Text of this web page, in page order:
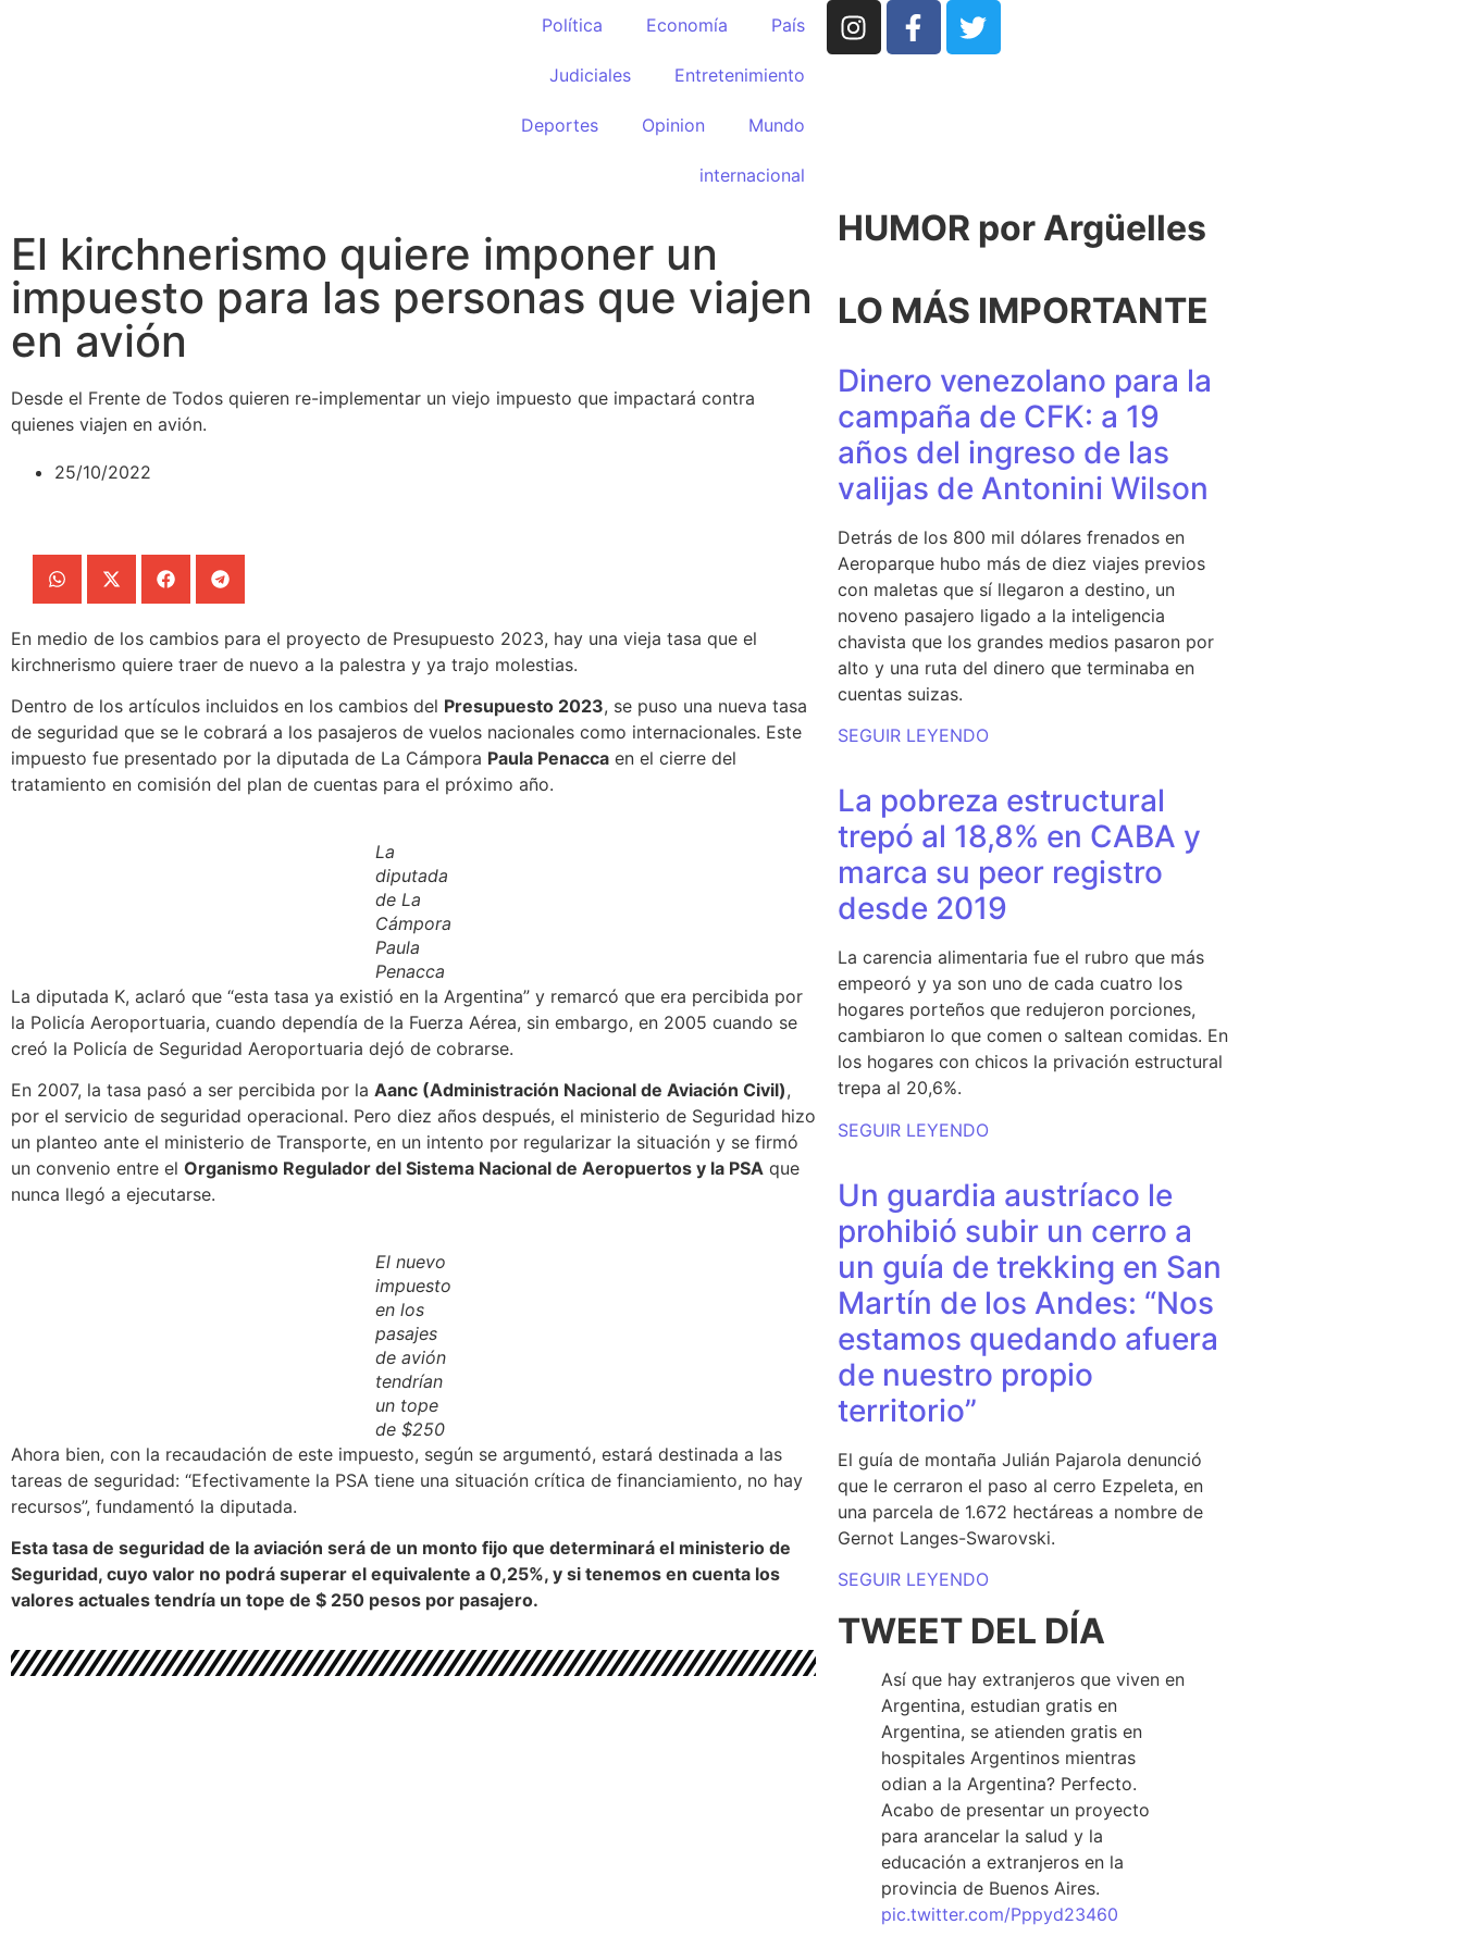
Política Economía País
Judiciales Entretenimiento
Deportes Opinion Mundo
internacional
El kirchnerismo quiere imponer un
impuesto para las personas que viajen
en avión
Desde el Frente de Todos quieren re-implementar un viejo impuesto que impactará contra
quienes viajen en avión.
25/10/2022
En medio de los cambios para el proyecto de Presupuesto 2023, hay una vieja tasa que el
kirchnerismo quiere traer de nuevo a la palestra y ya trajo molestias.
Dentro de los artículos incluidos en los cambios del Presupuesto 2023, se puso una nueva tasa
de seguridad que se le cobrará a los pasajeros de vuelos nacionales como internacionales. Este
impuesto fue presentado por la diputada de La Cámpora Paula Penacca en el cierre del
tratamiento en comisión del plan de cuentas para el próximo año.
La
diputada
de La
Cámpora
Paula
Penacca
La diputada K, aclaró que “esta tasa ya existió en la Argentina” y remarcó que era percibida por
la Policía Aeroportuaria, cuando dependía de la Fuerza Aérea, sin embargo, en 2005 cuando se
creó la Policía de Seguridad Aeroportuaria dejó de cobrarse.
En 2007, la tasa pasó a ser percibida por la Aanc (Administración Nacional de Aviación Civil),
por el servicio de seguridad operacional. Pero diez años después, el ministerio de Seguridad hizo
un planteo ante el ministerio de Transporte, en un intento por regularizar la situación y se firmó
un convenio entre el Organismo Regulador del Sistema Nacional de Aeropuertos y la PSA que
nunca llegó a ejecutarse.
El nuevo
impuesto
en los
pasajes
de avión
tendrían
un tope
de $250
Ahora bien, con la recaudación de este impuesto, según se argumentó, estará destinada a las
tareas de seguridad: “Efectivamente la PSA tiene una situación crítica de financiamiento, no hay
recursos”, fundamentó la diputada.
Esta tasa de seguridad de la aviación será de un monto fijo que determinará el ministerio de
Seguridad, cuyo valor no podrá superar el equivalente a 0,25%, y si tenemos en cuenta los
valores actuales tendría un tope de $ 250 pesos por pasajero.
HUMOR por Argüelles​
LO MÁS IMPORTANTE
Dinero venezolano para la
campaña de CFK: a 19
años del ingreso de las
valijas de Antonini Wilson
Detrás de los 800 mil dólares frenados en
Aeroparque hubo más de diez viajes previos
con maletas que sí llegaron a destino, un
noveno pasajero ligado a la inteligencia
chavista que los grandes medios pasaron por
alto y una ruta del dinero que terminaba en
cuentas suizas.
SEGUIR LEYENDO
La pobreza estructural
trepó al 18,8% en CABA y
marca su peor registro
desde 2019
La carencia alimentaria fue el rubro que más
empeoró y ya son uno de cada cuatro los
hogares porteños que redujeron porciones,
cambiaron lo que comen o saltean comidas. En
los hogares con chicos la privación estructural
trepa al 20,6%.
SEGUIR LEYENDO
Un guardia austríaco le
prohibió subir un cerro a
un guía de trekking en San
Martín de los Andes: “Nos
estamos quedando afuera
de nuestro propio
territorio”
El guía de montaña Julián Pajarola denunció
que le cerraron el paso al cerro Ezpeleta, en
una parcela de 1.672 hectáreas a nombre de
Gernot Langes-Swarovski.
SEGUIR LEYENDO
TWEET DEL DÍA
Así que hay extranjeros que viven en
Argentina, estudian gratis en
Argentina, se atienden gratis en
hospitales Argentinos mientras
odian a la Argentina? Perfecto.
Acabo de presentar un proyecto
para arancelar la salud y la
educación a extranjeros en la
provincia de Buenos Aires.
pic.twitter.com/Pppyd23460